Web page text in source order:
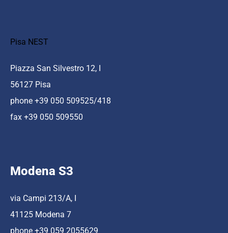
Pisa NEST
Piazza San Silvestro 12, I
56127 Pisa
phone +39 050 509525/418
fax +39 050 509550
Modena S3
via Campi 213/A, I
41125 Modena 7
phone +39 059 2055629